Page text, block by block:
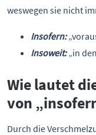
weswegen sie nicht
Insofern:
Insoweit: „in
Wie lautet
von
Durch die